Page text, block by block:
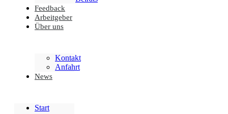
Feedback
Arbeitgeber
Über uns
Kontakt
Anfahrt
News
Start